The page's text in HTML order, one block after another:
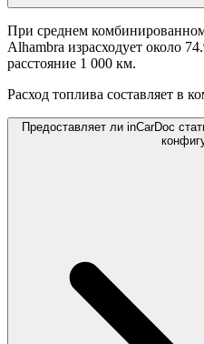
При среднем
Alhambra израсходует около
расстояние 1 000 км.
Расход топлива составляет в
Предоставляет ли inCarDoc